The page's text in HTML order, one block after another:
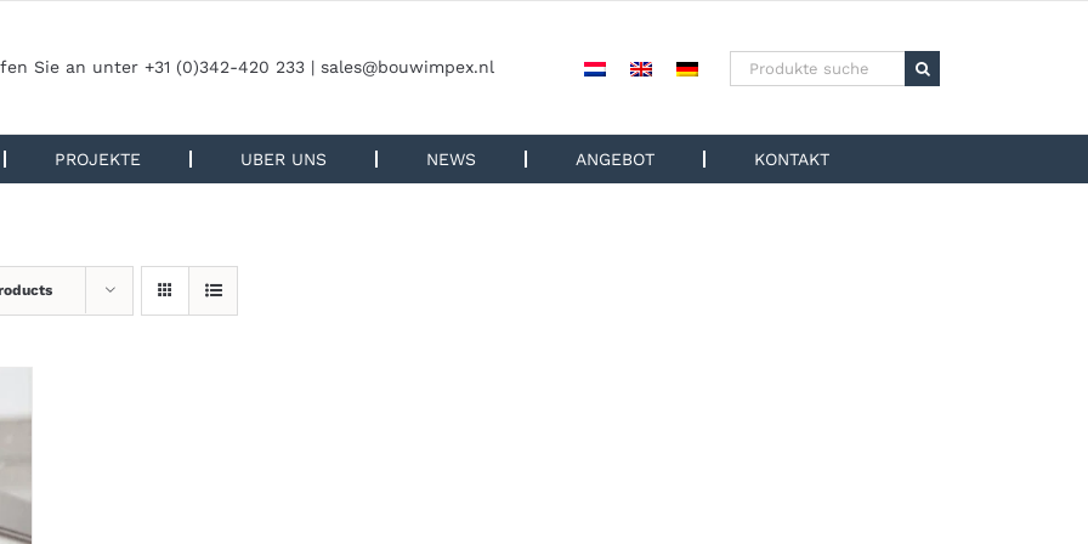
Sie an unter +31 (0)342-420 233 | sales@bouwimpex.nl
Suchen
nach:
PROJEKTE UBER UNS NEWS ANGEBOT KONTAKT